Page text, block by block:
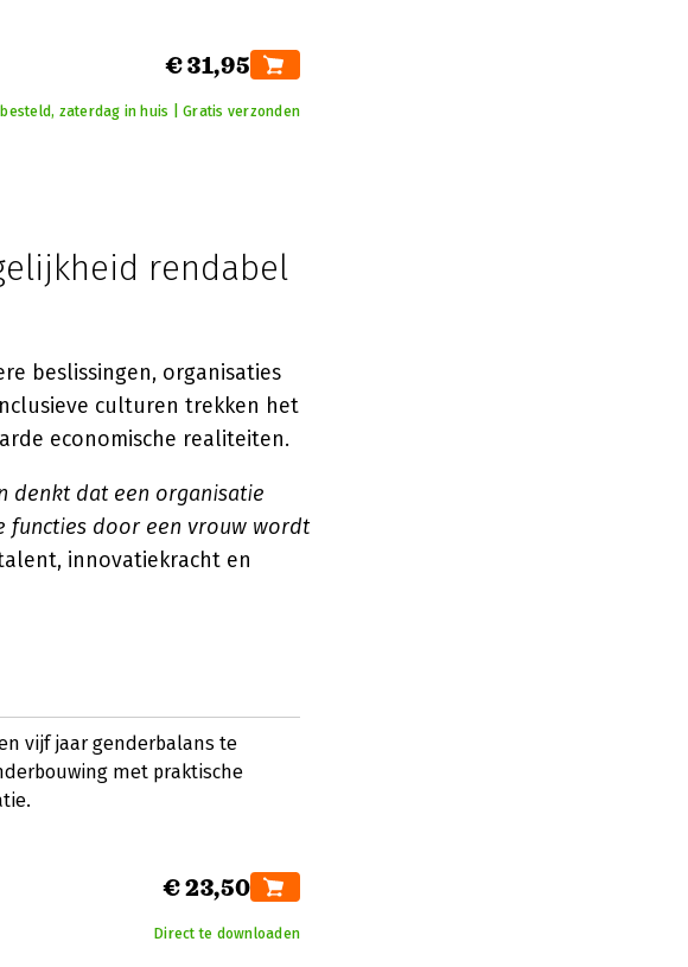
€ 31,95
zaterdag in huis | Gratis verzonden
rendabel
beslissingen, organisaties
culturen trekken het
economische realiteiten.
denkt dat een organisatie
functies door een vrouw wordt
innovatiekracht en
vijf jaar genderbalans te
met praktische
€ 23,50
Direct te downloaden